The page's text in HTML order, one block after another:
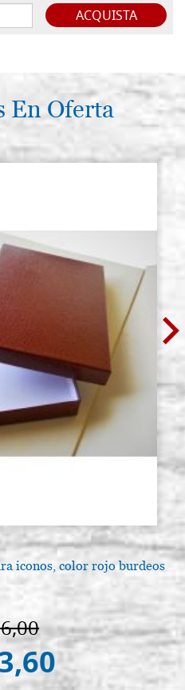
ACQUISTA
En Oferta
iconos, color rojo burdeos